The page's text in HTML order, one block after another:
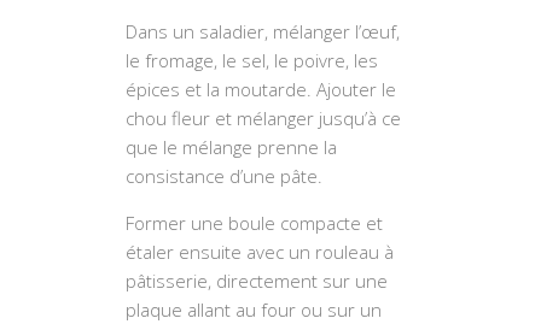
Dans un saladier, mélanger l’œuf,
le fromage, le sel, le poivre, les
épices et la moutarde. Ajouter le
chou fleur et mélanger jusqu’à ce
que le mélange prenne la
consistance d’une pâte.
Former une boule compacte et
étaler ensuite avec un rouleau à
pâtisserie, directement sur une
plaque allant au four ou sur un